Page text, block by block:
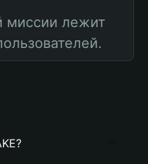
миссии лежит